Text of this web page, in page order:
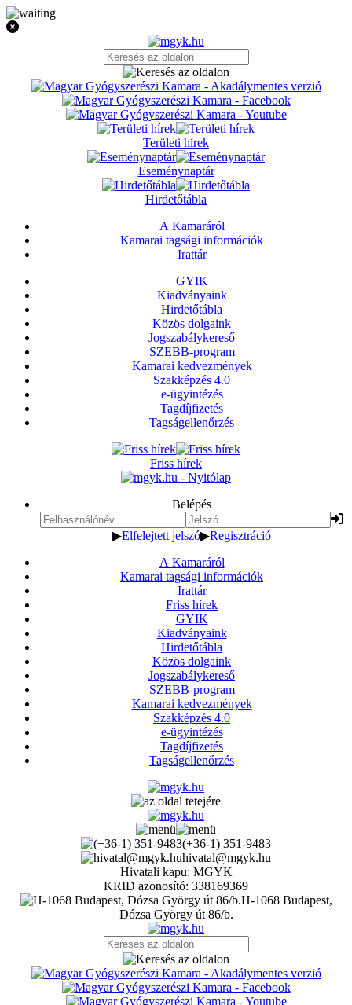
Területi hírek
Eseménynaptár
Hirdetőtábla
A Kamaráról
Kamarai tagsági információk
Irattár
GYIK
Kiadványaink
Hirdetőtábla
Közös dolgaink
Jogszabálykereső
SZEBB-program
Kamarai kedvezmények
Szakképzés 4.0
e-ügyintézés
Tagdíjfizetés
Tagságellenőrzés
Friss hírek
Belépés
▶Elfelejtett jelszó▶Regisztráció
A Kamaráról
Kamarai tagsági információk
Irattár
Friss hírek
GYIK
Kiadványaink
Hirdetőtábla
Közös dolgaink
Jogszabálykereső
SZEBB-program
Kamarai kedvezmények
Szakképzés 4.0
e-ügyintézés
Tagdíjfizetés
Tagságellenőrzés
(+36-1) 351-9483
hivatal@mgyk.hu
Hivatali kapu: MGYK
KRID azonosító: 338169369
H-1068 Budapest,
Dózsa György út 86/b.